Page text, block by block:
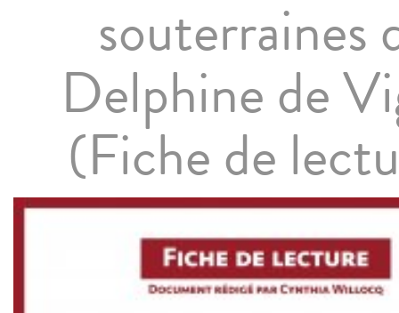
souterraines
Delphine de
(Fiche de